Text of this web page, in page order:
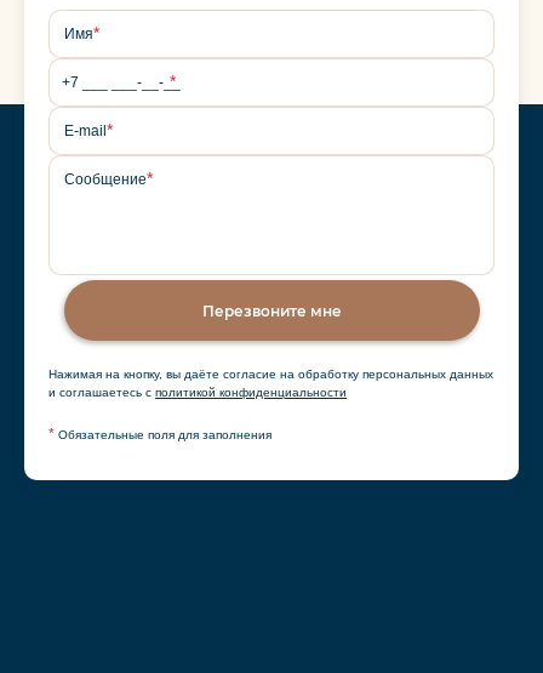
Имя*
*
E-mail*
Сообщение*
Перезвоните мне
Нажимая на кнопку, вы даёте согласие на обработку персональных данных
и соглашаетесь с политикой конфиденциальности
* Обязательные поля для заполнения